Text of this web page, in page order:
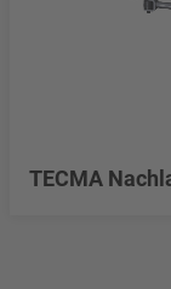
TECMA